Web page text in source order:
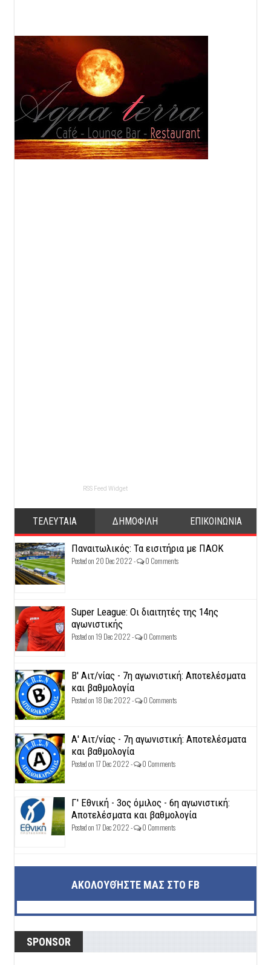
RSS Feed Widget
ΤΕΛΕΥΤΑΙΑ ΔΗΜΟΦΙΛΗ ΕΠΙΚΟΙΝΩΝΙΑ
Παναιτωλικός: Τα εισιτήρια με ΠΑΟΚ
Posted on 20 Dec 2022 - 0 Comments
Super League: Οι διαιτητές της 14ης
αγωνιστικής
Posted on 19 Dec 2022 - 0 Comments
Β' Αιτ/νίας - 7η αγωνιστική: Αποτελέσματα
και βαθμολογία
Posted on 18 Dec 2022 - 0 Comments
Α' Αιτ/νίας - 7η αγωνιστική: Αποτελέσματα
και βαθμολογία
Posted on 17 Dec 2022 - 0 Comments
Γ' Εθνική - 3ος όμιλος - 6η αγωνιστική:
Αποτελέσματα και βαθμολογία
Posted on 17 Dec 2022 - 0 Comments
ΑΚΟΛΟΥΘΉΣΤΕ ΜΑΣ ΣΤΟ FB
SPONSOR